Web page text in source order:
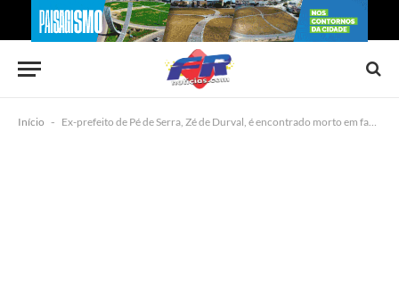
Início - Ex-prefeito de Pé de Serra, Zé de Durval, é encontrado morto em fazenda no município de Ourolândia